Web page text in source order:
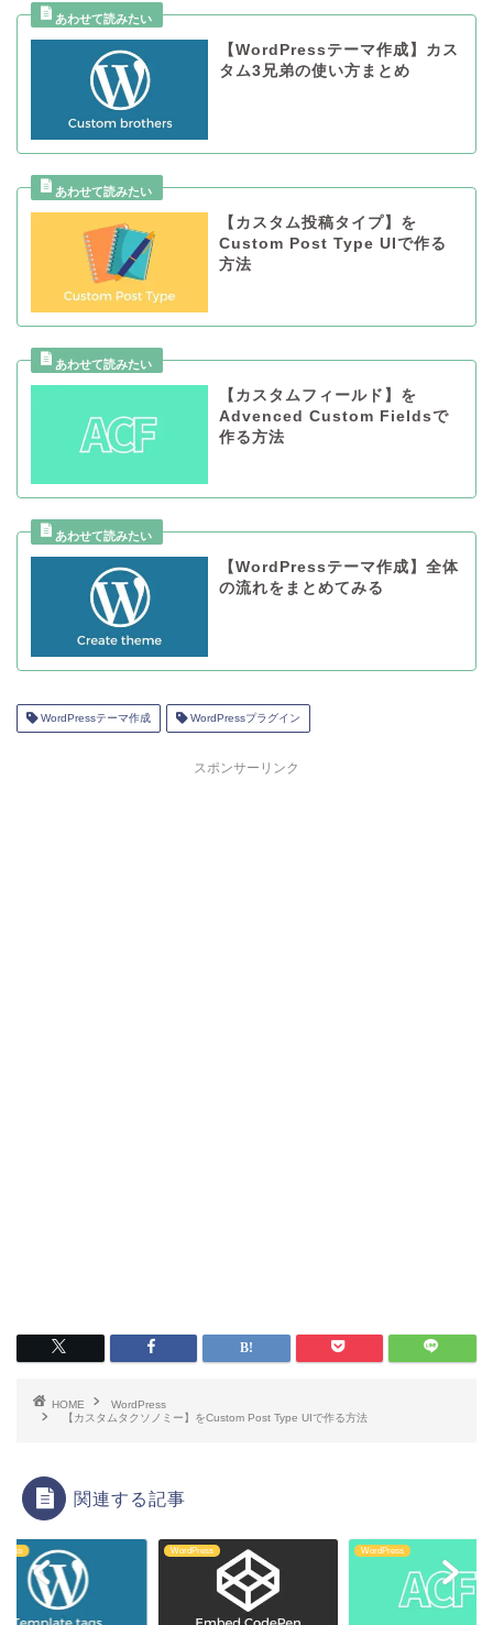
【WordPressテーマ作成】カス
タム3兄弟の使い方まとめ
【カスタム投稿タイプ】を
Custom Post Type UIで作る
方法
【カスタムフィールド】を
Advenced Custom Fieldsで
作る方法
【WordPressテーマ作成】全体
の流れをまとめてみる
WordPressテーマ作成 WordPressプラグイン
スポンサーリンク
HOME
WordPress
【カスタムタクソノミー】をCustom Post Type UIで作る方法
関連する記事
WordPress WordPress